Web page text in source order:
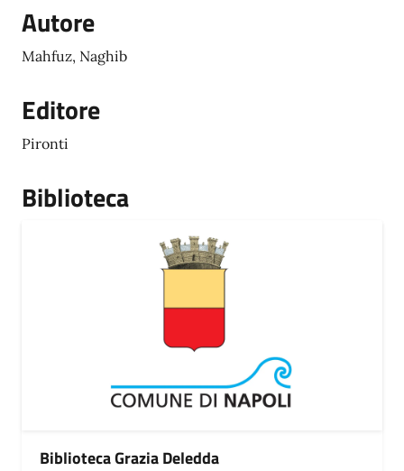
Autore
Mahfuz, Naghib
Editore
Pironti
Biblioteca
Biblioteca Grazia Deledda